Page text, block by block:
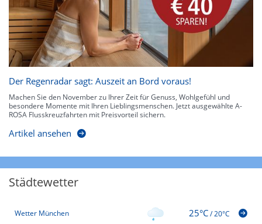
Der Regenradar sagt: Auszeit an Bord voraus!
Machen Sie den November zu Ihrer Zeit für Genuss, Wohlgefühl und
besondere Momente mit Ihren Lieblingsmenschen. Jetzt ausgewählte A-
ROSA Flusskreuzfahrten mit Preisvorteil sichern.
Artikel ansehen
Städtewetter
Wetter München 25°C/20°C